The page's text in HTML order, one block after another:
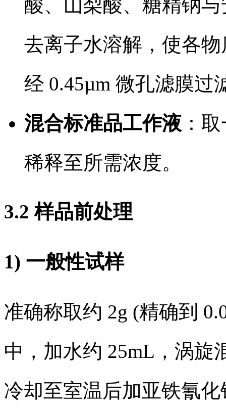
酸、山梨酸、糖精钠
去离子水溶解，使各
经 0.45µm 微孔滤膜
混合标准品工作液 ：
稀释至所需浓度。
3.2 样品前处理
1) 一般性试样
准确称取约 2g (精确到
中，加水约 25mL，涡旋
冷却至室温后加亚铁氰